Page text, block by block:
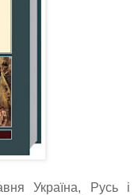
Україна, Русь і